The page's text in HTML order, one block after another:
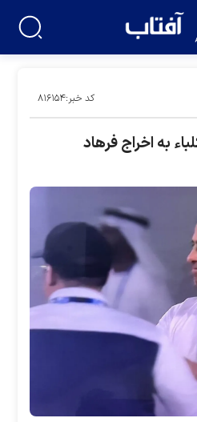
کد خبر:۸۱۶۱۵۴
به اخراج فرهاد